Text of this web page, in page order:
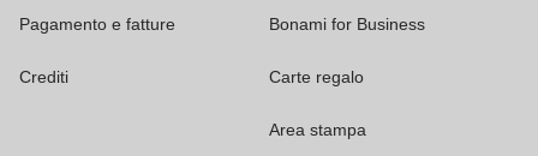
Pagamento e fatture
Crediti
Bonami for Business
Carte regalo
Area stampa